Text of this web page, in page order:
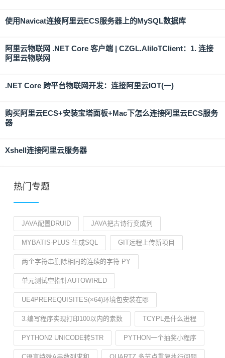
使用Navicat连接阿里云ECS服务器上的MySQL数据库
阿里云物联网 .NET Core 客户端 | CZGL.AliIoTClient：1. 连接
阿里云物联网
.NET Core 跨平台物联网开发：连接阿里云IOT(一)
购买阿里云ECS+安装宝塔面板+Mac下怎么连接阿里云ECS服务
器
Xshell连接阿里云服务器
热门专题
JAVA配置DRUID JAVA把古诗行变成列
MYBATIS-PLUS 生成SQL GIT远程上传新项目
两个字符串删除相同的连续的字符 PY
单元测试空指针AUTOWIRED
UE4PREREQUISITES(×64)环境包安装在哪
3.编写程序实现打印100以内的素数 TCYPL是什么进程
PYTHON2 UNICODE转STR PYTHON一个抽奖小程序